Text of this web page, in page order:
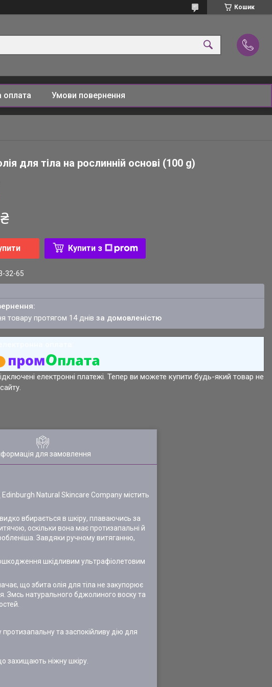
Кошик
оплата Умови повернення
для тіла на рослинній основі (100 g)
Купити з
32-65
товару протягом 14 днівза домовленістю
електронні платежі. Тепер ви можете купити будь-який товар не
для замовлення
Natural Skincare Company містить
вбирається в шкіру, плаваючись за
оскільки вона має протизапальні й
Завдяки ручному витяганню,
шкідливим ультрафіолетовим
що збита олія для тіла не закупорює
Змсь натурального бджолиного воску та
та заспокійливу дію для
захищають ніжну шкіру.